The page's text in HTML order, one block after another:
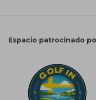
Espacio patrocinado